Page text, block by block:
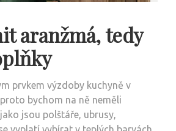
aranžmá, tedy
prvkem výzdoby kuchyně v
bychom na ně neměli
jsou polštáře, ubrusy,